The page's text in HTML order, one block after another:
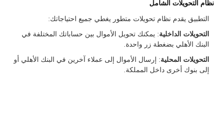
نظام التحويلات الشامل
التطبيق يقدم نظام تحويلات متطور يغطي جميع احتياجاتك:
التحويلات الداخلية: يمكنك تحويل الأموال بين حساباتك المختلفة في
البنك الأهلي بضغطة زر واحدة.
التحويلات المحلية: إرسال الأموال إلى عملاء آخرين في البنك الأهلي أو
إلى بنوك أخرى داخل المملكة.